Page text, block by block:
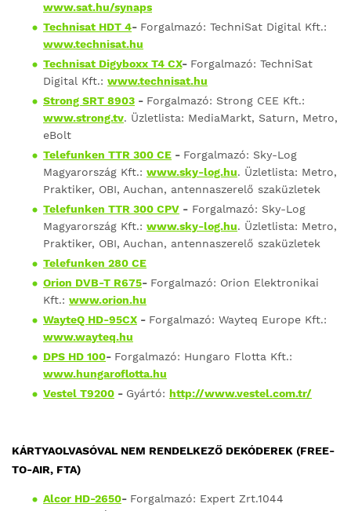
www.sat.hu/synaps
Technisat HDT 4- Forgalmazó: TechniSat Digital Kft.:
www.technisat.hu
Technisat Digyboxx T4 CX- Forgalmazó: TechniSat
Digital Kft.: www.technisat.hu
Strong SRT 8903 - Forgalmazó: Strong CEE Kft.:
www.strong.tv. Üzletlista: MediaMarkt, Saturn, Metro,
eBolt
Telefunken TTR 300 CE - Forgalmazó: Sky-Log
Magyarország Kft.: www.sky-log.hu. Üzletlista: Metro,
Praktiker, OBI, Auchan, antennaszerelő szaküzletek
Telefunken TTR 300 CPV - Forgalmazó: Sky-Log
Magyarország Kft.: www.sky-log.hu. Üzletlista: Metro,
Praktiker, OBI, Auchan, antennaszerelő szaküzletek
Telefunken 280 CE
Orion DVB-T R675- Forgalmazó: Orion Elektronikai
Kft.: www.orion.hu
WayteQ HD-95CX - Forgalmazó: Wayteq Europe Kft.:
www.wayteq.hu
DPS HD 100- Forgalmazó: Hungaro Flotta Kft.:
www.hungaroflotta.hu
Vestel T9200 - Gyártó: http://www.vestel.com.tr/
KÁRTYAOLVASÓVAL NEM RENDELKEZŐ DEKÓDEREK (FREE-
TO-AIR, FTA)
Alcor HD-2650- Forgalmazó: Expert Zrt.1044